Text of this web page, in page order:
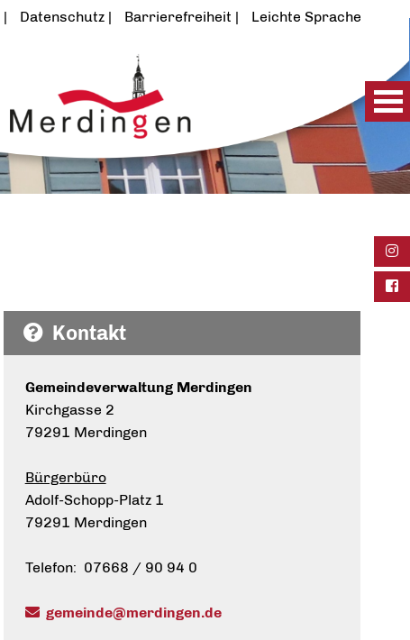
Datenschutz Barrierefreiheit Leichte Sprache
Kontakt
Gemeindeverwaltung Merdingen
Kirchgasse 2
79291 Merdingen
Bürgerbüro
Adolf-Schopp-Platz 1
79291 Merdingen
Telefon: 07668 / 90 94 0
gemeinde@merdingen.de